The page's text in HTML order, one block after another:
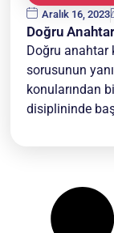
Aralık 16, 2023
Doğru
Doğru anahtar
sorusunun
konularından
disiplininde